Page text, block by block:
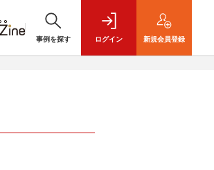
事例を探す ログイン 新規会員登録